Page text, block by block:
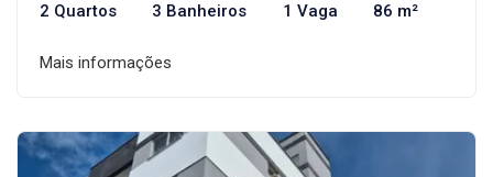
2 Quartos 3 Banheiros 1 Vaga 86 m²
Mais informações